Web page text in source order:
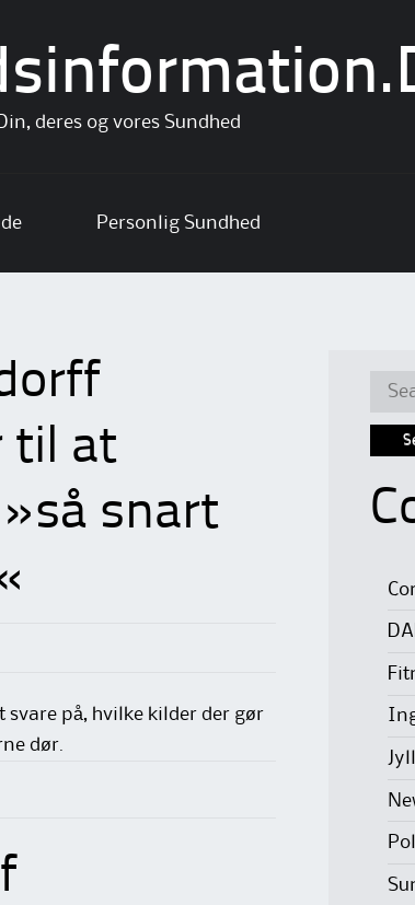
Din, deres og vores Sundhed
Personlig Sundhed
til at
snart
på, hvilke kilder der gør
dør.